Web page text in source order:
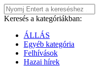
Keresés a kategóriákban:
ÁLLÁS
Egyéb kategória
Felhívások
Hazai hírek